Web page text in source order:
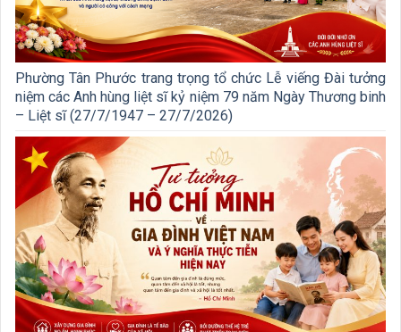
Phường Tân Phước trang trọng tổ chức Lễ viếng Đài tưởng
niệm các Anh hùng liệt sĩ kỷ niệm 79 năm Ngày Thương binh
– Liệt sĩ (27/7/1947 – 27/7/2026)